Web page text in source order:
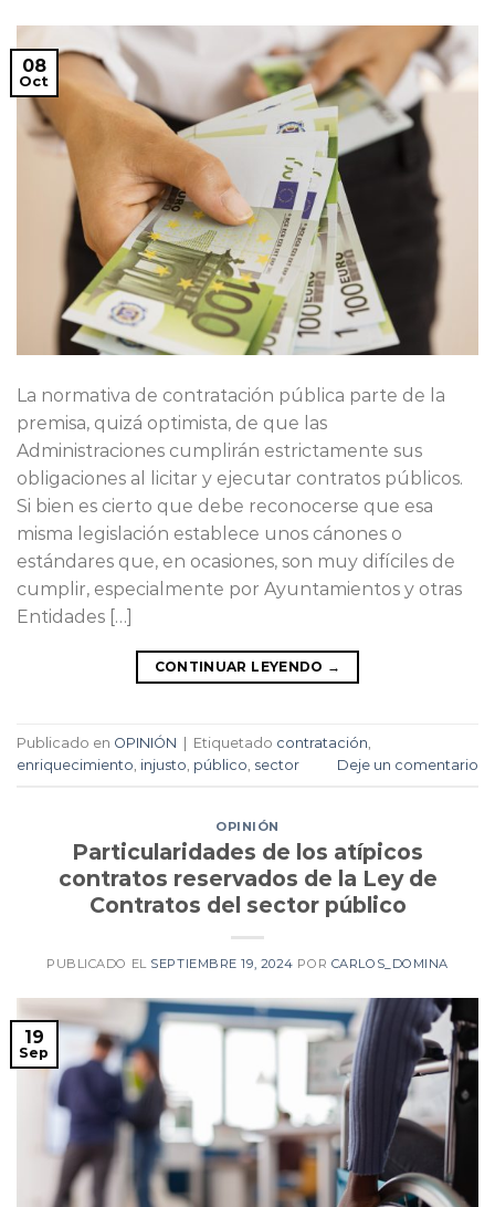
08
Oct
La normativa de contratación pública parte de la
premisa, quizá optimista, de que las
Administraciones cumplirán estrictamente sus
obligaciones al licitar y ejecutar contratos públicos.
Si bien es cierto que debe reconocerse que esa
misma legislación establece unos cánones o
estándares que, en ocasiones, son muy difíciles de
cumplir, especialmente por Ayuntamientos y otras
Entidades […]
CONTINUAR LEYENDO →
Publicado en OPINIÓN Etiquetado contratación
enriquecimiento injusto público sector Deje un comentario
OPINIÓN
Particularidades de los atípicos
contratos reservados de la Ley de
Contratos del sector público
PUBLICADO EL SEPTIEMBRE 19, 2024 POR CARLOS_DOMINA
19
Sep